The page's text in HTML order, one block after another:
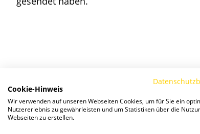
Cookie-Hinweis
Wir verwenden auf unseren Webseiten Cookies, um für Sie ein
Nutzererlebnis zu gewährleisten und um Statistiken über die
Webseiten zu erstellen.